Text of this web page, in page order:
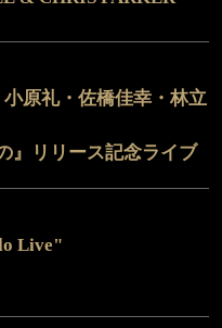
原礼・佐橋佳幸・林立
』リリース記念ライブ
Live"